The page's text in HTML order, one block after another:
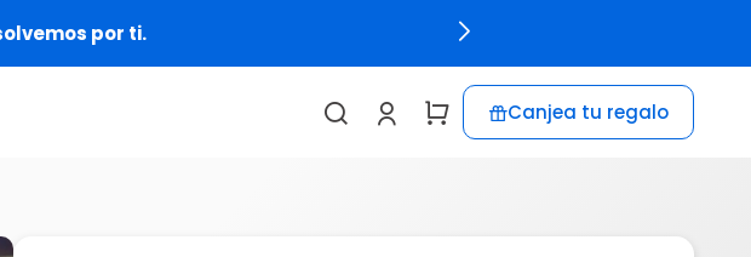
por ti.
Canjea tu regalo